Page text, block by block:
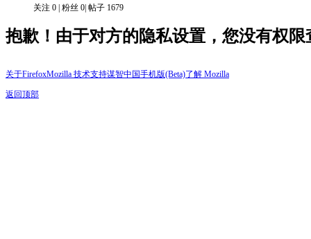
关注 0 粉丝 0 帖子 1679
抱歉！由于对方的隐私设置，您没有权限
关于FirefoxMozilla 技术支持谋智中国手机版(Beta)了解 Mozilla
返回顶部